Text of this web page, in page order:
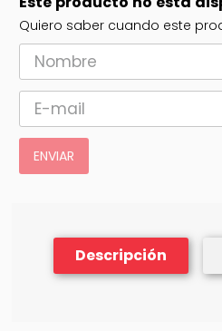
Quiero saber cuando este
ENVIAR
Descripción